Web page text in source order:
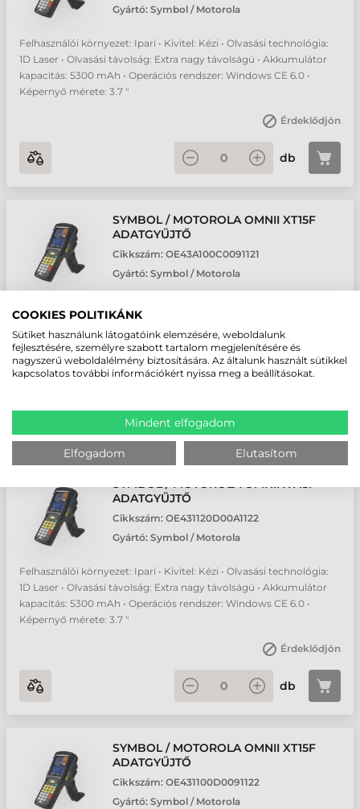
Gyártó: Symbol / Motorola
Felhasználói környezet: Ipari • Kivitel: Kézi • Olvasási technológia:
1D Laser • Olvasási távolság: Extra nagy távolságú • Akkumulátor
kapacitás: 5300 mAh • Operációs rendszer: Windows CE 6.0 •
Képernyő mérete: 3.7 "
Érdeklődjön
db
SYMBOL / MOTOROLA OMNII XT15F
ADATGYŰJTŐ
Cikkszám: OE43A100C0091121
Gyártó: Symbol / Motorola
Felhasználói környezet: Ipari • Kivitel: Kézi • Olvasási technológia:
2D Area Imager • Olvasási távolság: Extra nagy távolságú •
Akkumulátor kapacitás: 5300 mAh • Operációs rendszer: Windows
Embedded HH 6.5 • Képernyő mérete: 3.7 "
SYMBOL / MOTOROLA OMNII XT15F
ADATGYŰJTŐ
Cikkszám: OE431120D00A1122
Gyártó: Symbol / Motorola
Felhasználói környezet: Ipari • Kivitel: Kézi • Olvasási technológia:
1D Laser • Olvasási távolság: Extra nagy távolságú • Akkumulátor
kapacitás: 5300 mAh • Operációs rendszer: Windows CE 6.0 •
Képernyő mérete: 3.7 "
Érdeklődjön
db
SYMBOL / MOTOROLA OMNII XT15F
ADATGYŰJTŐ
Cikkszám: OE431100D0091122
Gyártó: Symbol / Motorola
COOKIES POLITIKÁNK
Sütiket használunk látogatóink elemzésére, weboldalunk
fejlesztésére, személyre szabott tartalom megjelenítésére és
nagyszerű weboldalélmény biztosítására. Az általunk használt sütikkel
kapcsolatos további információkért nyissa meg a beállításokat.
Mindent elfogadom
Elfogadom Elutasítom